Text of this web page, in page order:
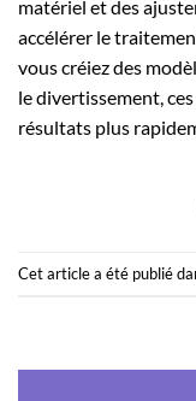
matériel et des
accélérer le
vous créiez des
le divertissement,
résultats plus
Cet article a été publié